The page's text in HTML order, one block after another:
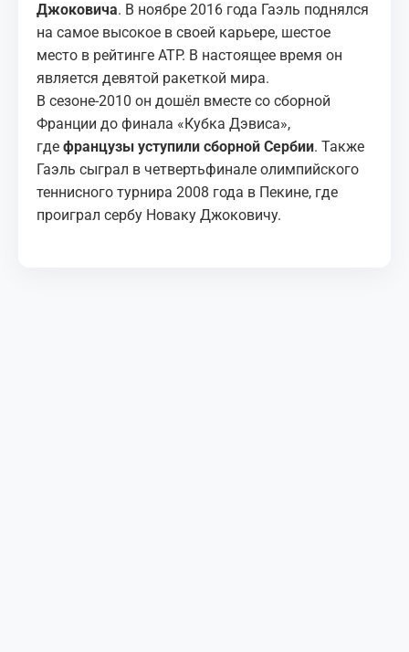
Джоковича. В ноябре 2016 года Гаэль поднялся
на самое высокое в своей карьере, шестое
место в рейтинге АТР. В настоящее время он
является девятой ракеткой мира.
В сезоне-2010 он дошёл вместе со сборной
Франции до финала «Кубка Дэвиса»,
где французы уступили сборной Сербии. Также
Гаэль сыграл в четвертьфинале олимпийского
теннисного турнира 2008 года в Пекине, где
проиграл сербу Новаку Джоковичу.